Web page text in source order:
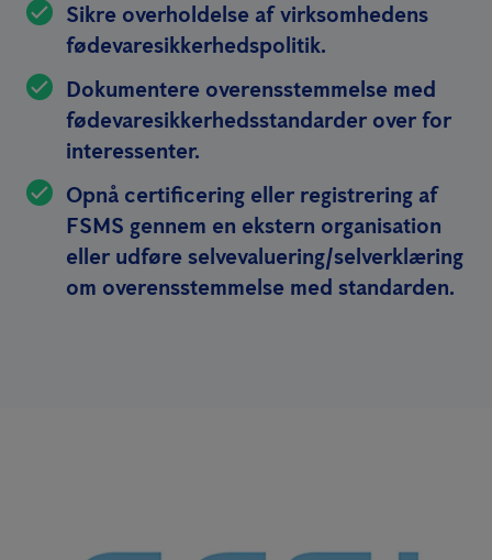
Sikre overholdelse af virksomhedens
fødevaresikkerhedspolitik.
Dokumentere overensstemmelse med
fødevaresikkerhedsstandarder over for
interessenter.
Opnå certificering eller registrering af
FSMS gennem en ekstern organisation
eller udføre selvevaluering/selverklæring
om overensstemmelse med standarden.